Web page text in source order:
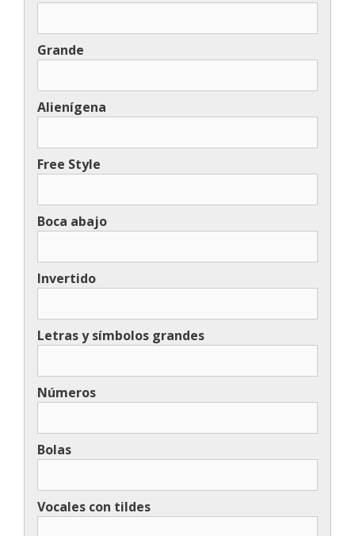
Grande
Alienígena
Free Style
Boca abajo
Invertido
Letras y símbolos grandes
Números
Bolas
Vocales con tildes